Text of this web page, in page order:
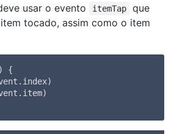
usar o evento itemTap
que
tocado, assim como o item
{